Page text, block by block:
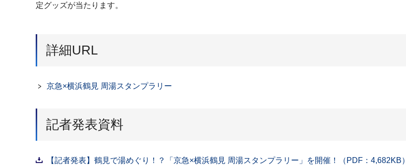
定グッズが当たります。
詳細URL
京急×横浜鶴見 周湯スタンプラリー
記者発表資料
【記者発表】鶴見で湯めぐり！？「京急×横浜鶴見 周湯スタンプラリー」を開催！（PDF：4,682KB）